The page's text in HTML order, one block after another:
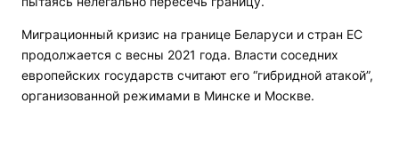
Миграционный кризис на границе Беларуси и стран ЕС
продолжается с весны 2021 года. Власти соседних
европейских государств считают его “гибридной атакой”,
организованной режимами в Минске и Москве.